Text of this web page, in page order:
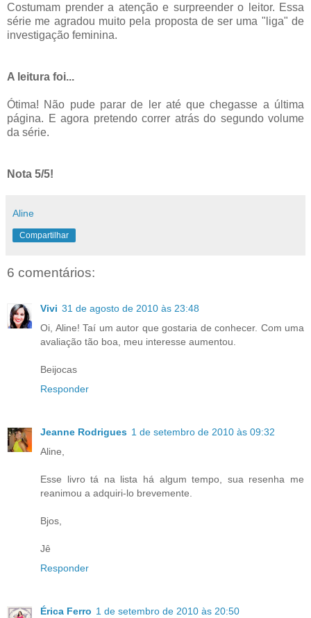
Costumam prender a atenção e surpreender o leitor. Essa
série me agradou muito pela proposta de ser uma "liga" de
investigação feminina.
A leitura foi...
Ótima! Não pude parar de ler até que chegasse a última
página. E agora pretendo correr atrás do segundo volume
da série.
Nota 5/5!
Aline
Compartilhar
6 comentários:
Vivi 31 de agosto de 2010 às 23:48
Oi, Aline! Taí um autor que gostaria de conhecer. Com uma
avaliação tão boa, meu interesse aumentou.
Beijocas
Responder
Jeanne Rodrigues 1 de setembro de 2010 às 09:32
Aline,
Esse livro tá na lista há algum tempo, sua resenha me
reanimou a adquiri-lo brevemente.
Bjos,
Jê
Responder
Érica Ferro 1 de setembro de 2010 às 20:50